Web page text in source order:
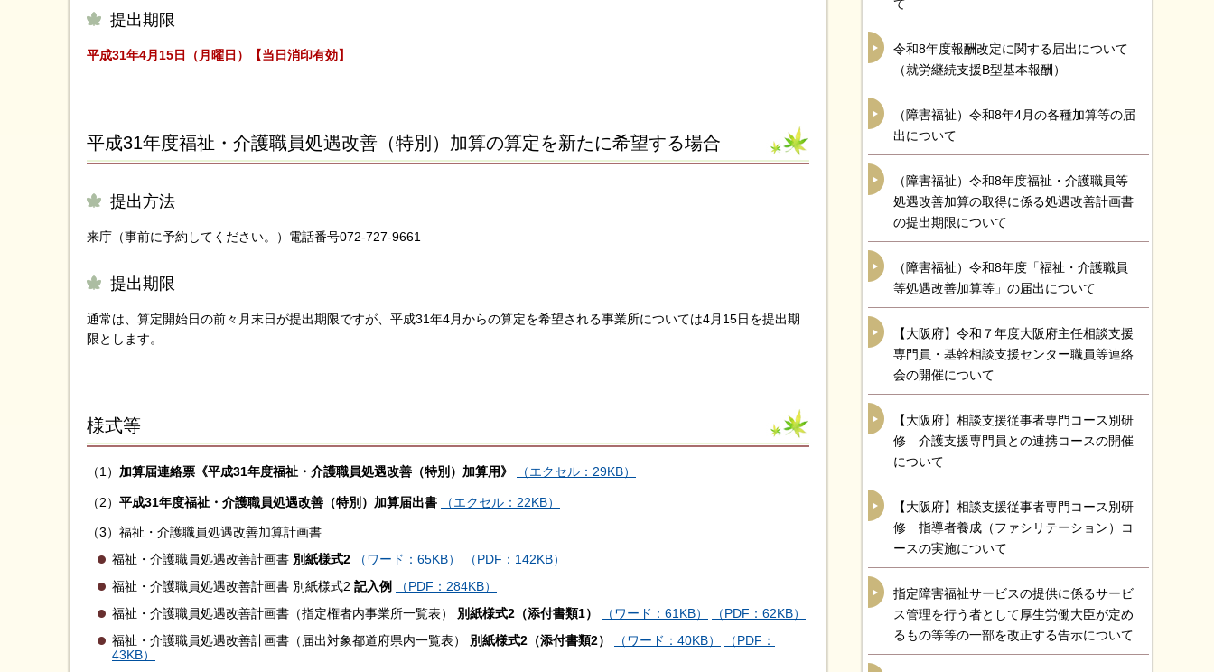
提出期限
平成31年4月15日（月曜日）【当日消印有効】
平成31年度福祉・介護職員処遇改善（特別）加算の算定を新たに希望する場合
提出方法
来庁（事前に予約してください。）電話番号072-727-9661
提出期限
通常は、算定開始日の前々月末日が提出期限ですが、平成31年4月からの算定を希望される事業所については4月15日を提出期
限とします。
様式等
（1） 加算届連絡票《平成31年度福祉・介護職員処遇改善（特別）加算用》 （エクセル：29KB）
（2） 平成31年度福祉・介護職員処遇改善（特別）加算届出書 （エクセル：22KB）
（3）福祉・介護職員処遇改善加算計画書
福祉・介護職員処遇改善計画書 別紙様式2 （ワード：65KB）
（PDF：142KB）
福祉・介護職員処遇改善計画書 別紙様式2 記入例
（PDF：284KB）
福祉・介護職員処遇改善計画書（指定権者内事業所一覧表） 別紙様式2（添付書類1） （ワード：61KB）
（PDF：62KB）
福祉・介護職員処遇改善計画書（届出対象都道府県内一覧表） 別紙様式2（添付書類2） （ワード：40KB）
（PDF：
43KB）
て
令和8年度報酬改定に関する届出について
（就労継続支援B型基本報酬）
（障害福祉）令和8年4月の各種加算等の届
出について
（障害福祉）令和8年度福祉・介護職員等
処遇改善加算の取得に係る処遇改善計画書
の提出期限について
（障害福祉）令和8年度「福祉・介護職員
等処遇改善加算等」の届出について
【大阪府】令和７年度大阪府主任相談支援
専門員・基幹相談支援センター職員等連絡
会の開催について
【大阪府】相談支援従事者専門コース別研
修 介護支援専門員との連携コースの開催
について
【大阪府】相談支援従事者専門コース別研
修 指導者養成（ファシリテーション）コ
ースの実施について
指定障害福祉サービスの提供に係るサービ
ス管理を行う者として厚生労働大臣が定め
るもの等等の一部を改正する告示について